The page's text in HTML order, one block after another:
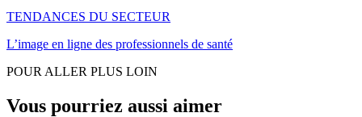
TENDANCES DU SECTEUR
L’image en ligne des professionnels de santé
POUR ALLER PLUS LOIN
Vous pourriez aussi aimer